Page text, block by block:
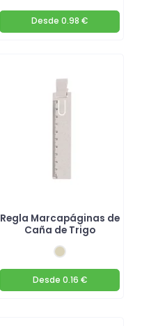
Desde 0.98 €
Regla Marcapáginas de
Caña de Trigo
Desde 0.16 €